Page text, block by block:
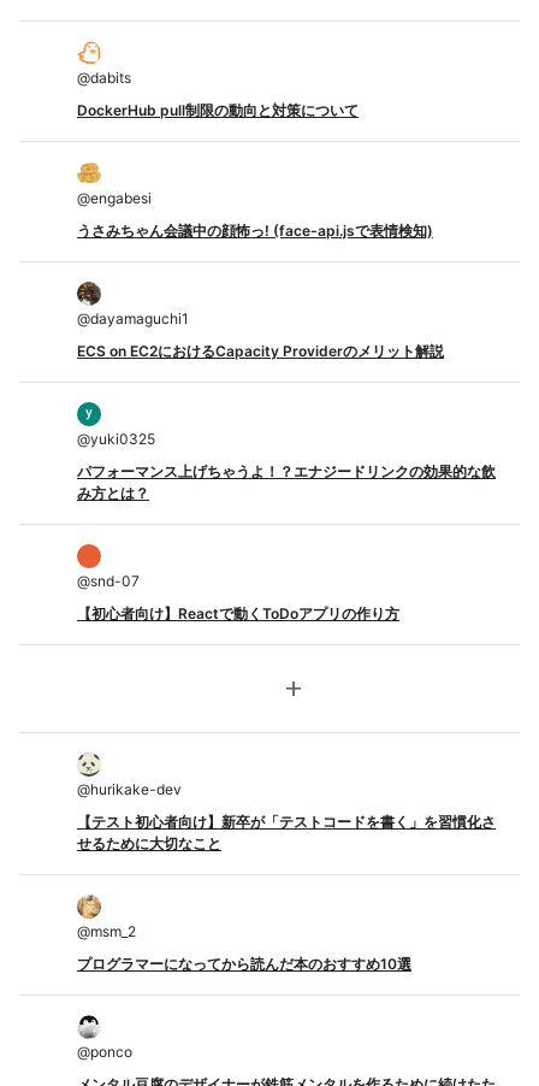
@dabits
DockerHub pull制限の動向と対策について
@engabesi
うさみちゃん会議中の顔怖っ! (face-api.jsで表情検知)
@dayamaguchi1
ECS on EC2におけるCapacity Providerのメリット解説
@yuki0325
パフォーマンス上げちゃうよ！？エナジードリンクの効果的な飲
み方とは？
@snd-07
【初心者向け】Reactで動くToDoアプリの作り方
add
@hurikake-dev
【テスト初心者向け】新卒が「テストコードを書く」を習慣化さ
せるために大切なこと
@msm_2
プログラマーになってから読んだ本のおすすめ10選
@ponco